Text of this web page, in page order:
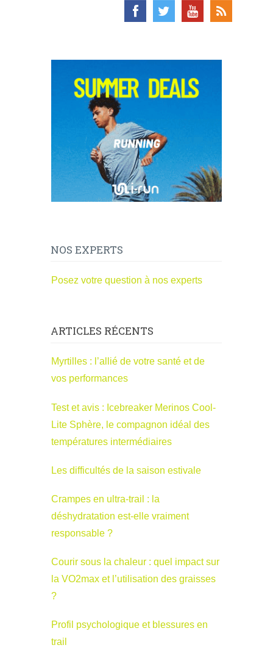
NOS EXPERTS
Posez votre question à nos experts
ARTICLES RÉCENTS
Myrtilles : l’allié de votre santé et de
vos performances
Test et avis : Icebreaker Merinos Cool-
Lite Sphère, le compagnon idéal des
températures intermédiaires
Les difficultés de la saison estivale
Crampes en ultra-trail : la
déshydratation est-elle vraiment
responsable ?
Courir sous la chaleur : quel impact sur
la VO2max et l’utilisation des graisses
?
Profil psychologique et blessures en
trail